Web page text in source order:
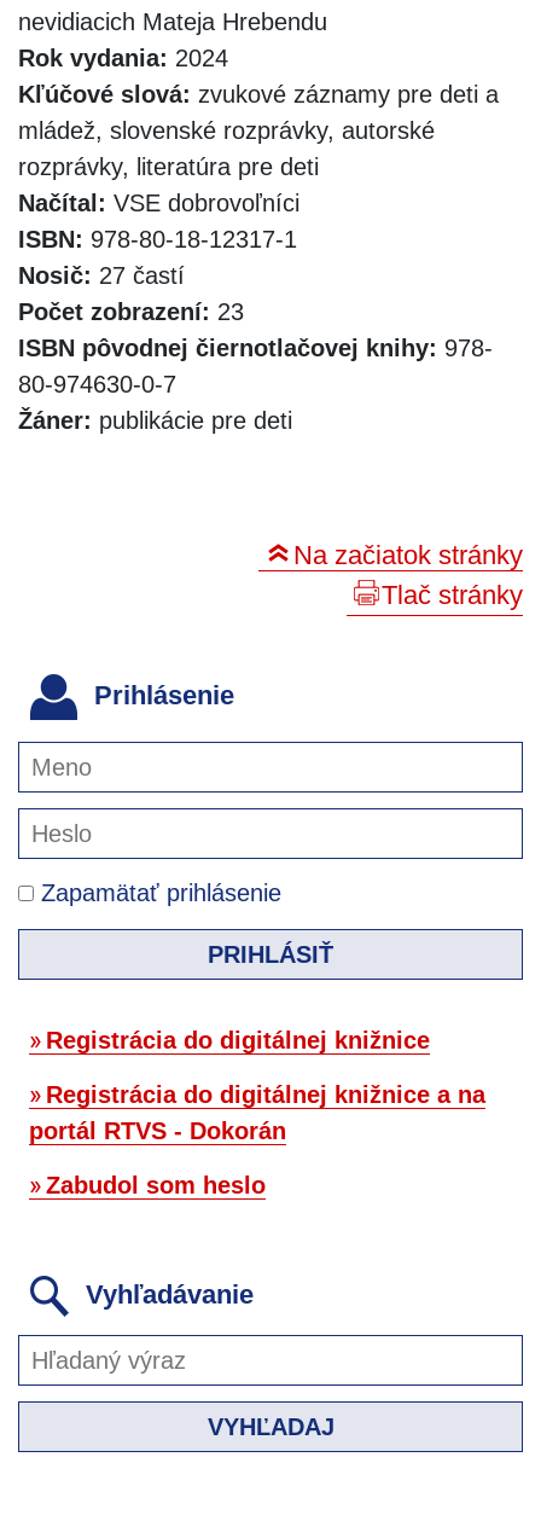
nevidiacich Mateja Hrebendu
Rok vydania: 2024
Kľúčové slová: zvukové záznamy pre deti a
mládež, slovenské rozprávky, autorské
rozprávky, literatúra pre deti
Načítal: VSE dobrovoľníci
ISBN: 978-80-18-12317-1
Nosič: 27 častí
Počet zobrazení: 23
ISBN pôvodnej čiernotlačovej knihy: 978-
80-974630-0-7
Žáner: publikácie pre deti
Na začiatok stránky
Tlač stránky
Prihlásenie
Zapamätať prihlásenie
PRIHLÁSIŤ
Registrácia do digitálnej knižnice
Registrácia do digitálnej knižnice a na
portál RTVS - Dokorán
Zabudol som heslo
Vyhľadávanie
VYHĽADAJ